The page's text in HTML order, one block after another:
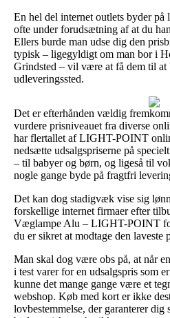
En hel del internet outlets byder på
ofte under forudsætning af at du
Ellers burde man udse dig den
typisk – ligegyldigt om man bor i
Grindsted – vil være at få dem til at
udleveringssted.
Det er efterhånden vældig
vurdere prisniveauet fra diverse
har flertallet af LIGHT-POINT
nedsætte udsalgspriserne på
– til babyer og børn, og ligeså til
nogle gange byde på fragtfri
Det kan dog stadigvæk vise sig
forskellige internet firmaer efter
Væglampe Alu – LIGHT-POINT
du er sikret at modtage den laveste
Man skal dog være obs på, at når
i test varer for en udsalgspris som
kunne det mange gange være et
webshop. Køb med kort er ikke
lovbestemmelse, der garanterer dig